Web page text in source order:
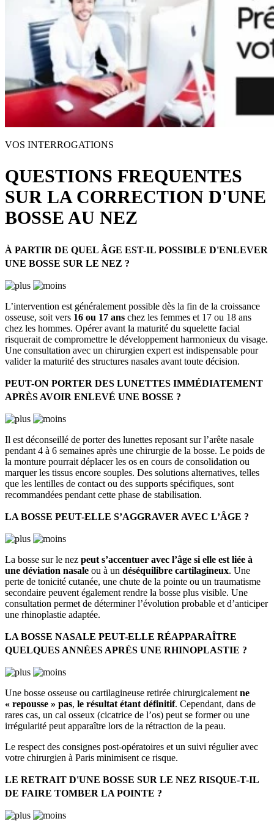
VOS INTERROGATIONS
QUESTIONS FREQUENTES
SUR LA CORRECTION D'UNE
BOSSE AU NEZ
À PARTIR DE QUEL ÂGE EST-IL POSSIBLE D'ENLEVER
UNE BOSSE SUR LE NEZ ?
L’intervention est généralement possible dès la fin de la croissance
osseuse, soit vers 16 ou 17 ans chez les femmes et 17 ou 18 ans
chez les hommes. Opérer avant la maturité du squelette facial
risquerait de compromettre le développement harmonieux du visage.
Une consultation avec un chirurgien expert est indispensable pour
valider la maturité des structures nasales avant toute décision.
PEUT-ON PORTER DES LUNETTES IMMÉDIATEMENT
APRÈS AVOIR ENLEVÉ UNE BOSSE ?
Il est déconseillé de porter des lunettes reposant sur l’arête nasale
pendant 4 à 6 semaines après une chirurgie de la bosse. Le poids de
la monture pourrait déplacer les os en cours de consolidation ou
marquer les tissus encore souples. Des solutions alternatives, telles
que les lentilles de contact ou des supports spécifiques, sont
recommandées pendant cette phase de stabilisation.
LA BOSSE PEUT-ELLE S’AGGRAVER AVEC L’ÂGE ?
La bosse sur le nez peut s’accentuer avec l’âge si elle est liée à
une déviation nasale ou à un déséquilibre cartilagineux. Une
perte de tonicité cutanée, une chute de la pointe ou un traumatisme
secondaire peuvent également rendre la bosse plus visible. Une
consultation permet de déterminer l’évolution probable et d’anticiper
une rhinoplastie adaptée.
LA BOSSE NASALE PEUT-ELLE RÉAPPARAÎTRE
QUELQUES ANNÉES APRÈS UNE RHINOPLASTIE ?
Une bosse osseuse ou cartilagineuse retirée chirurgicalement ne
« repousse » pas, le résultat étant définitif. Cependant, dans de
rares cas, un cal osseux (cicatrice de l’os) peut se former ou une
irrégularité peut apparaître lors de la rétraction de la peau.
Le respect des consignes post-opératoires et un suivi régulier avec
votre chirurgien à Paris minimisent ce risque.
LE RETRAIT D'UNE BOSSE SUR LE NEZ RISQUE-T-IL
DE FAIRE TOMBER LA POINTE ?